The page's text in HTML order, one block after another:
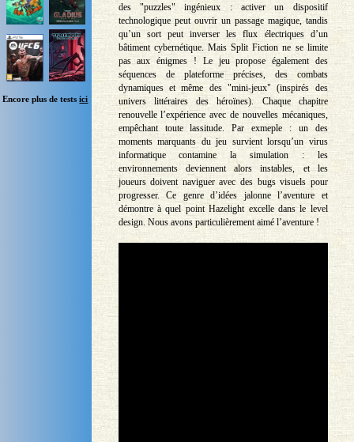
Encore plus de testsici
des "puzzles" ingénieux : activer un dispositif
technologique peut ouvrir un passage magique, tandis
qu’un sort peut inverser les flux électriques d’un
bâtiment cybernétique. Mais Split Fiction ne se limite
pas aux énigmes ! Le jeu propose également des
séquences de plateforme précises, des combats
dynamiques et même des "mini-jeux" (inspirés des
univers littéraires des héroïnes). Chaque chapitre
renouvelle l’expérience avec de nouvelles mécaniques,
empêchant toute lassitude. Par exmeple : un des
moments marquants du jeu survient lorsqu’un virus
informatique contamine la simulation : les
environnements deviennent alors instables, et les
joueurs doivent naviguer avec des bugs visuels pour
progresser. Ce genre d’idées jalonne l’aventure et
démontre à quel point Hazelight excelle dans le level
design. Nous avons particulièrement aimé l’aventure !